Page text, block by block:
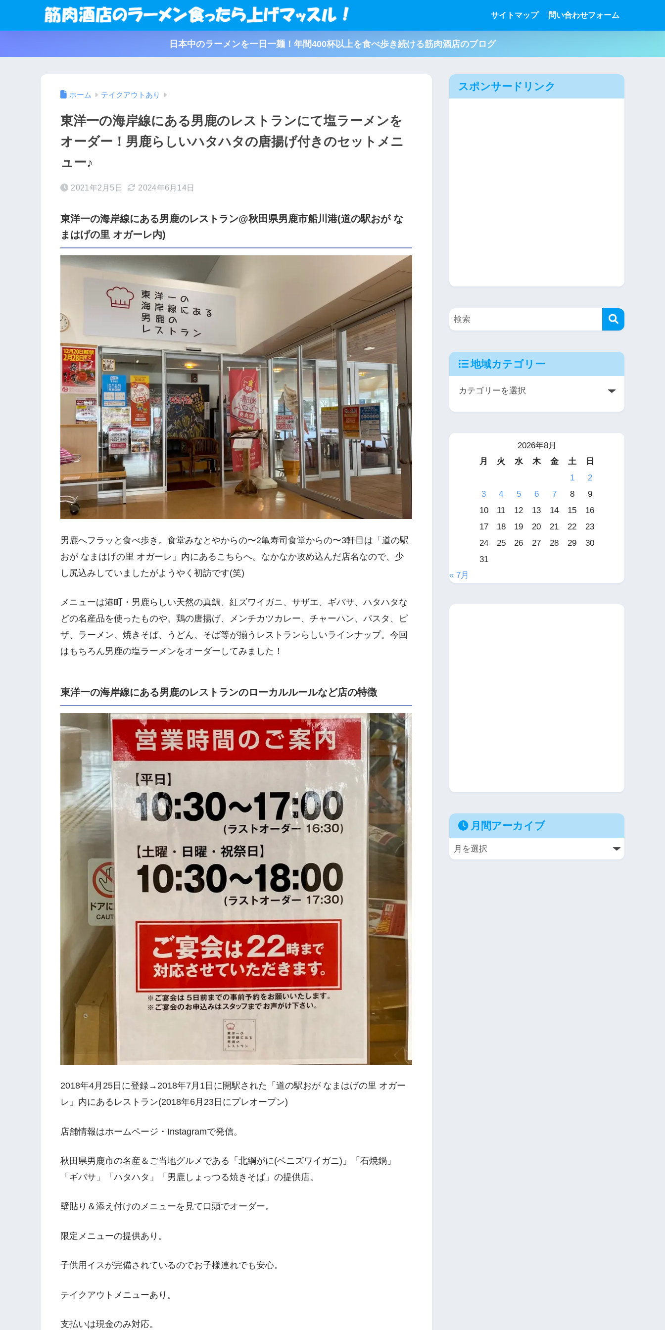
サイトマップ 問い合わせフォーム
日本中のラーメンを一日一麺！年間400杯以上を食べ歩き続ける筋肉酒店のブログ
ホーム テイクアウトあり
東洋一の海岸線にある男鹿のレストランにて塩ラーメンを
オーダー！男鹿らしいハタハタの唐揚げ付きのセットメニ
ュー♪
2021年2月5日 2024年6月14日
東洋一の海岸線にある男鹿のレストラン@秋田県男鹿市船川港(道の駅おが な
まはげの里 オガーレ内)
男鹿へフラッと食べ歩き。食堂みなとやからの〜2亀寿司食堂からの〜3軒目は「道の駅
おが なまはげの里 オガーレ」内にあるこちらへ。なかなか攻め込んだ店名なので、少
し尻込みしていましたがようやく初訪です(笑)
メニューは港町・男鹿らしい天然の真鯛、紅ズワイガニ、サザエ、ギバサ、ハタハタな
どの名産品を使ったものや、鶏の唐揚げ、メンチカツカレー、チャーハン、パスタ、ピ
ザ、ラーメン、焼きそば、うどん、そば等が揃うレストランらしいラインナップ。今回
はもちろん男鹿の塩ラーメンをオーダーしてみました！
東洋一の海岸線にある男鹿のレストランのローカルルールなど店の特徴
2018年4月25日に登録→2018年7月1日に開駅された「道の駅おが なまはげの里 オガー
レ」内にあるレストラン(2018年6月23日にプレオープン)
店舗情報はホームページ・Instagramで発信。
秋田県男鹿市の名産＆ご当地グルメである「北綱がに(ベニズワイガニ)」「石焼鍋」
「ギバサ」「ハタハタ」「男鹿しょっつる焼きそば」の提供店。
壁貼り＆添え付けのメニューを見て口頭でオーダー。
限定メニューの提供あり。
子供用イスが完備されているのでお子様連れでも安心。
テイクアウトメニューあり。
支払いは現金のみ対応。
スポンサードリンク
地域カテゴリー
2026年8月
月
火 水 木 金 土
日
1
2
3
4 5 6 7 8
9
10
11 12 13 14 15
16
17
18 19 20 21 22
23
24
25 26 27 28 29
30
31
« 7月
月間アーカイブ